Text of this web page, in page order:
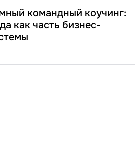
командный коучинг:
как часть бизнес-